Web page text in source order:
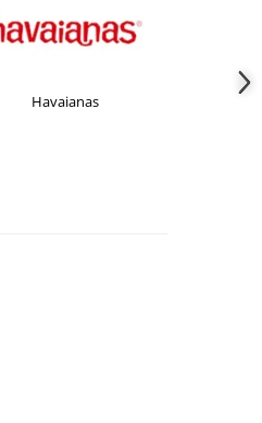
Havaianas